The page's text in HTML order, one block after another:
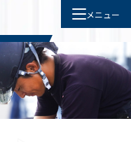
メニュー